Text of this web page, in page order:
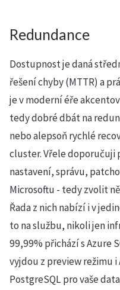
Redundance
Dostupnost je daná
řešení chyby (MTTR) a
je v moderní éře
tedy dobré dbát na
nebo alepsoň rychlé
cluster. Vřele doporučuji
nastavení, správu,
Microsoftu - tedy zvolit
Řada z nich nabízí i v
to na službu, nikoli jen
99,99% přichází s Azure
vyjdou z preview režimu i
PostgreSQL pro vaše